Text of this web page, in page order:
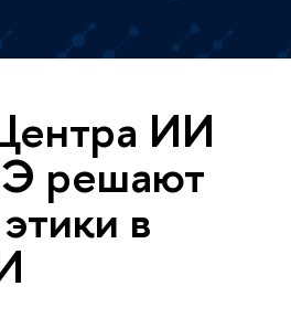
ИИ
решают
в